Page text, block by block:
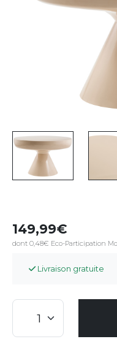
149,99
dont 0,48€ Eco-Participation
Livraison gratuite